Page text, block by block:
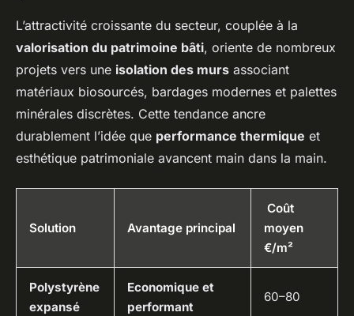
L’attractivité croissante du secteur, couplée à la
valorisation du patrimoine bâti, oriente de nombreux
projets vers une isolation des murs associant
matériaux biosourcés, bardages modernes et palettes
minérales discrètes. Cette tendance ancre
durablement l’idée que performance thermique et
esthétique patrimoniale avancent main dans la main.
Solution Avantage principal
Coût
moyen
€/m²
Polystyrène
expansé
Economique et
performant
60–80